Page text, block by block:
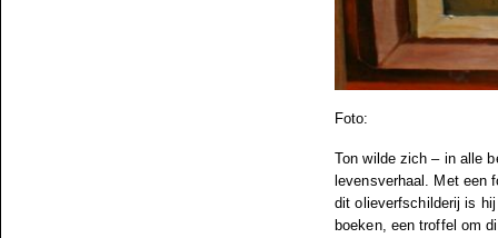
Foto:
Ton wilde zich – in alle
levensverhaal. Met een
dit olieverfschilderij is
boeken, een troffel om